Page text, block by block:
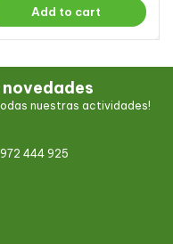
Add to cart
nuestras actividades!
444 925